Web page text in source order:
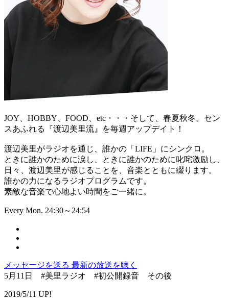
JOY、HOBBY、FOOD、etc・・・そして、春夏秋冬。セン
スあふれる『渡辺美里流』を毎週アップデイト！
渡辺美里がラジオを通じ、誰かの「LIFE」にシンクロ。
ときに誰かのために涙し、ときに誰かのために叱咤激励し、
日々、渡辺美里が感じることを、音楽とともに綴ります。
誰かの力になるラジオプログラムです。
素敵な音楽で心地よい時間をご一緒に。
Every Mon. 24:30～24:54
メッセージを送る 最新の放送を聴く
5月11日 #美里ラジオ #初公開録音 その後
2019/5/11 UP!